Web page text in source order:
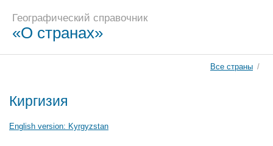
Географический справочник
«О странах»
Все страны /
Киргизия
English version: Kyrgyzstan